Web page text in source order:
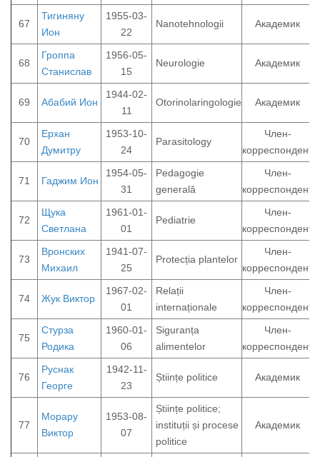
67
Тигиняну
Ион
1955-03-
22
Nanotehnologii Академик
68
Гроппа
Станислав
1956-05-
15
Neurologie Академик
69 Абабий Ион
1944-02-
11
Otorinolaringologie Академик
70
Ерхан
Думитру
1953-10-
24
Parasitology
Член-
корреспондент
71 Гаджим Ион
1954-05-
31
Pedagogie
generală
Член-
корреспондент
72
Щука
Светлана
1961-01-
01
Pediatrie
Член-
корреспондент
73
Вронских
Михаил
1941-07-
25
Protecția plantelor
Член-
корреспондент
74 Жук Виктор
1967-02-
01
Relații
internaționale
Член-
корреспондент
75
Стурза
Родика
1960-01-
06
Siguranța
alimentelor
Член-
корреспондент
76
Руснак
Георге
1942-11-
23
Științe politice Академик
77
Морару
Виктор
1953-08-
07
Științe politice;
instituții și procese
politice
Академик